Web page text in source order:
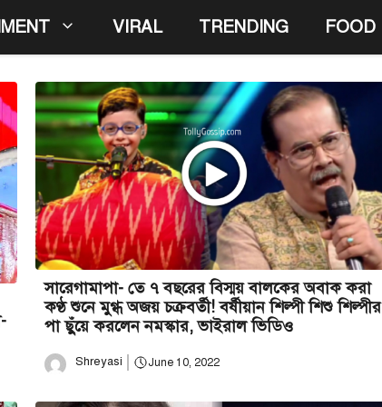
VIRAL TRENDING FOOD
সারেগামাপা- তে ৭ বছরের বিস্ময় বালকের অবাক করা
কণ্ঠ শুনে মুগ্ধ অজয় চক্রবর্তী! বর্ষীয়ান শিল্পী শিশু শিল্পীর
পা ছুঁয়ে করলেন নমস্কার, ভাইরাল ভিডিও
Shreyasi June 10, 2022